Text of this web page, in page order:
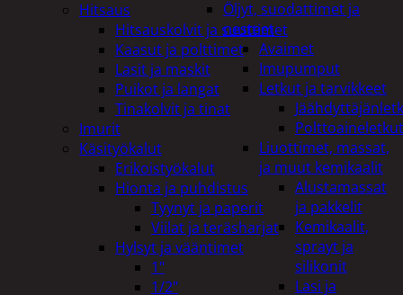
Öljyt, suodattimet ja
nesteet
Avaimet
Imupumput
Letkut ja tarvikkeet
Polttoaineletkut
Liuottimet, massat,
ja muut kemikaalit
Alustamassat
ja pakkelit
Kemikaalit,
sprayt ja
silikonit
Lasi ja
Hitsaus
Hitsauskolvit ja suuttimet
Kaasut ja polttimet
Lasit ja maskit
Puikot ja langat
Tinakolvit ja tinat
Imurit
Käsityökalut
Erikoistyökalut
Hionta ja puhdistus
Tyynyt ja paperit
Viilat ja teräsharjat
Hylsyt ja vääntimet
1"
1/2"